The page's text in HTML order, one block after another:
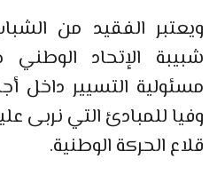
ويعتبر الفقيد من
شبيبة الإتحاد
مسئولية التسيير داخل
وفيا للمبادئ التي نربى
قلاع الحركة الوطنية.